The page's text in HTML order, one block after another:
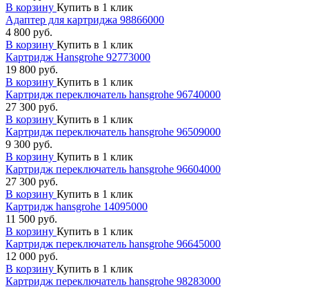
В корзину Купить в 1 клик
Адаптер для картриджа 98866000
4 800 руб.
В корзину Купить в 1 клик
Картридж Hansgrohe 92773000
19 800 руб.
В корзину Купить в 1 клик
Картридж переключатель hansgrohe 96740000
27 300 руб.
В корзину Купить в 1 клик
Картридж переключатель hansgrohe 96509000
9 300 руб.
В корзину Купить в 1 клик
Картридж переключатель hansgrohe 96604000
27 300 руб.
В корзину Купить в 1 клик
Картридж hansgrohe 14095000
11 500 руб.
В корзину Купить в 1 клик
Картридж переключатель hansgrohe 96645000
12 000 руб.
В корзину Купить в 1 клик
Картридж переключатель hansgrohe 98283000